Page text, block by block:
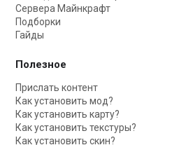
Сервера Майнкрафт
Подборки
Гайды
Полезное
Прислать контент
Как установить мод?
Как установить карту?
Как установить текстуры?
Как установить скин?